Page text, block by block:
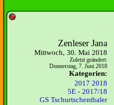
Zenleser Jana
Mittwoch, 30. Mai 2018
Zuletzt geändert:
Donnerstag, 7. Juni 2018
Kategorien:
2017 2018
5E - 2017/18
GS Tschurtschenthaler